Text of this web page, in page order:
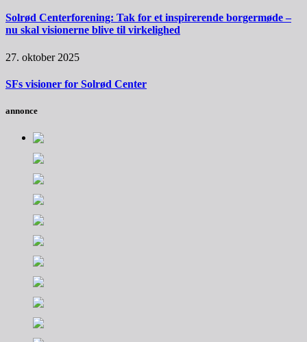
Solrød Centerforening: Tak for et inspirerende borgermøde –
nu skal visionerne blive til virkelighed
27. oktober 2025
SFs visioner for Solrød Center
annonce